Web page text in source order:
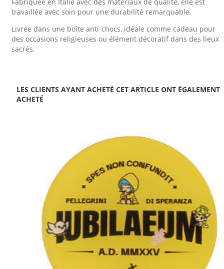
Fabriquée en Italie avec des matériaux de qualité, elle est
travaillée avec soin pour une durabilité remarquable.
Livrée dans une boîte anti-chocs, idéale comme cadeau pour
des occasions religieuses ou élément décoratif dans des lieux
sacrés.
LES CLIENTS AYANT ACHETÉ CET ARTICLE ONT ÉGALEMENT
ACHETÉ